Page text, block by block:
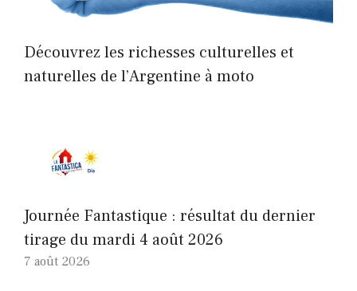
Découvrez les richesses culturelles et
naturelles de l’Argentine à moto
Journée Fantastique : résultat du dernier
tirage du mardi 4 août 2026
7 août 2026